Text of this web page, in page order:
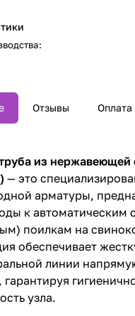
:
Отзывы Оплата
из нержавеющей
— это
арматуры,
к автоматическим
поилкам на
обеспечивает
линии
узла.